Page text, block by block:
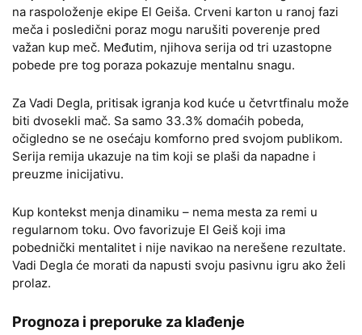
na raspoloženje ekipe El Geiša. Crveni karton u ranoj fazi
meča i posledični poraz mogu narušiti poverenje pred
važan kup meč. Međutim, njihova serija od tri uzastopne
pobede pre tog poraza pokazuje mentalnu snagu.
Za Vadi Degla, pritisak igranja kod kuće u četvrtfinalu može
biti dvosekli mač. Sa samo 33.3% domaćih pobeda,
očigledno se ne osećaju komforno pred svojom publikom.
Serija remija ukazuje na tim koji se plaši da napadne i
preuzme inicijativu.
Kup kontekst menja dinamiku – nema mesta za remi u
regularnom toku. Ovo favorizuje El Geiš koji ima
pobednički mentalitet i nije navikao na nerešene rezultate.
Vadi Degla će morati da napusti svoju pasivnu igru ako želi
prolaz.
Prognoza i preporuke za klađenje